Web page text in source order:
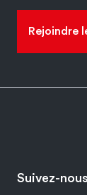
Rejoindre
Suivez-nous